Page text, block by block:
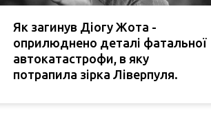
Як загинув Діогу Жота -
оприлюднено деталі фатальної
автокатастрофи, в яку
потрапила зірка Ліверпуля.